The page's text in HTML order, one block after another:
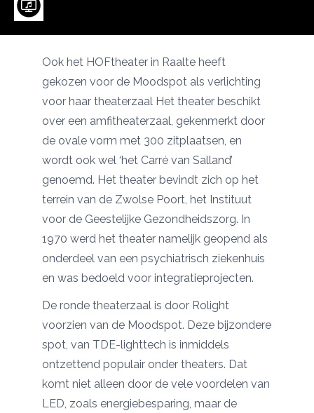
Ook het HOFtheater in Raalte heeft
gekozen voor de Moodspot als verlichting
voor haar theaterzaal Het theater beschikt
over een amfitheaterzaal, gekenmerkt door
de ovale vorm met 300 zitplaatsen, en
wordt ook wel ‘het Carré van Salland’
genoemd. Het theater bevindt zich op het
terrein van de Zwolse Poort, het Instituut
voor de Geestelijke Gezondheidszorg. In
1970 werd het theater namelijk geopend als
onderdeel van een psychiatrisch ziekenhuis
en was bedoeld voor integratieprojecten.
De ronde theaterzaal is door Rolight
voorzien van de Moodspot. Deze bijzondere
spot, van TDE-lighttech is inmiddels
ontzettend populair onder theaters. Dat
komt niet alleen door de vele voordelen van
LED, zoals energiebesparing, maar de